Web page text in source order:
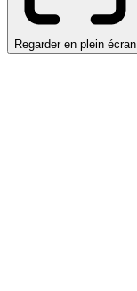
Regarder en plein écran